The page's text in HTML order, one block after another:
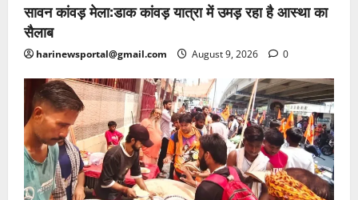
सावन कांवड़ मेला:डाक कांवड़ यात्रा में उमड़ रहा है आस्था का
सैलाब
harinewsportal@gmail.com August 9, 2026 0